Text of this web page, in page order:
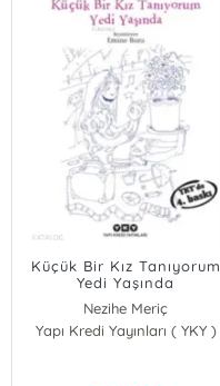
Küçük Bir Kız Tanıyorum
Yedi Yaşında
Nezihe Meriç
Yapı Kredi Yayınları ( YKY )